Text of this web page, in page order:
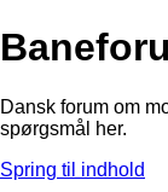
Dansk forum om
spørgsmål her.
Spring til indhold